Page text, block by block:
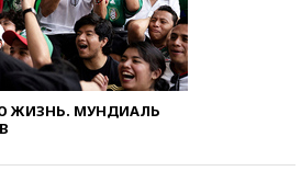
ЖИЗНЬ. МУНДИАЛЬ